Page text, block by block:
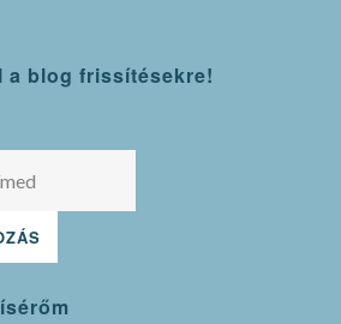
a blog frissítésekre!